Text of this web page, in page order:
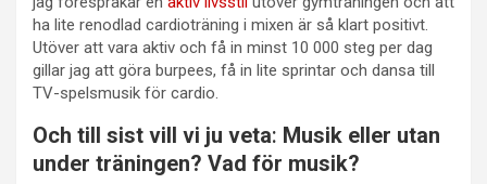
ha lite renodlad cardioträning i mixen är så klart positivt.
Utöver att vara aktiv och få in minst 10 000 steg per dag
gillar jag att göra burpees, få in lite sprintar och dansa till
TV-spelsmusik för cardio.
Och till sist vill vi ju veta: Musik eller utan
under träningen? Vad för musik?